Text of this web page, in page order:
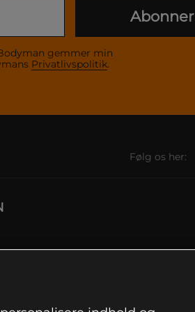
gemmer min
Privatlivspolitik.
Abonner
Følg os her: